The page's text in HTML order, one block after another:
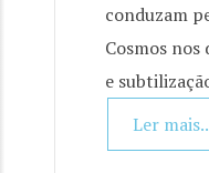
conduzam
Cosmos
e
Ler